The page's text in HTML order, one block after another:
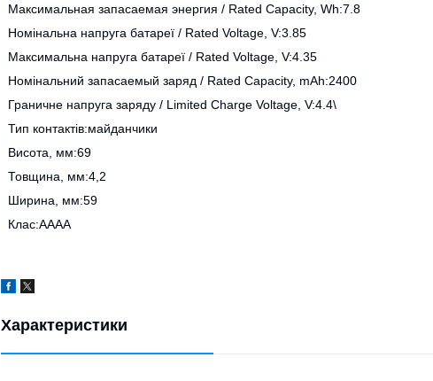
Максимальная запасаемая энергия / Rated Capacity, Wh:7.8
Номінальна напруга батареї / Rated Voltage, V:3.85
Максимальна напруга батареї / Rated Voltage, V:4.35
Номінальний запасаемый заряд / Rated Capacity, mAh:2400
Граничне напруга заряду / Limited Charge Voltage, V:4.4\
Тип контактів:майданчики
Висота, мм:69
Товщина, мм:4,2
Ширина, мм:59
Клас:AAAA
Характеристики